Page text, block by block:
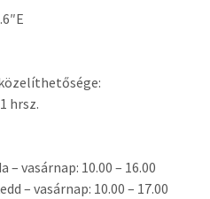
hrsz.
– vasárnap: 10.00 – 16.00
– vasárnap: 10.00 – 17.00